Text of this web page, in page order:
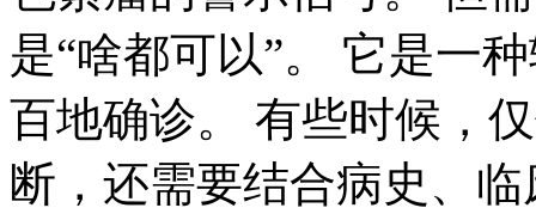
是“啥都可以”。 它是一
百地确诊。 有些时候，
断，还需要结合病史、